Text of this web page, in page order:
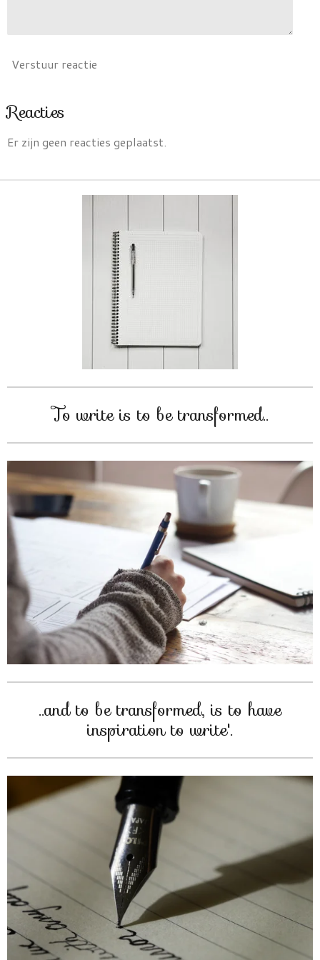
Verstuur reactie
Reacties
Er zijn geen reacties geplaatst.
To write is to be transformed..
..and to be transformed, is to have
inspiration to write'.